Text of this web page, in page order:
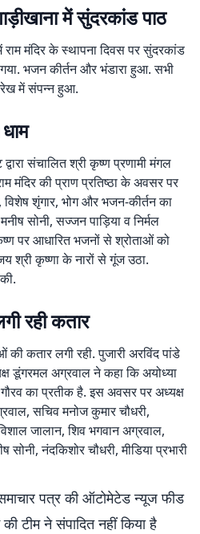
में सुंदरकांड पाठ
राम मंदिर के स्थापना दिवस पर सुंदरकांड
भजन कीर्तन और भंडारा हुआ. सभी
में संपन्न हुआ.
संचालित श्री कृष्ण प्रणामी मंगल
मंदिर की प्राण प्रतिष्ठा के अवसर पर
विशेष शृंगार, भोग और भजन-कीर्तन का
सोनी, सज्जन पाड़िया व निर्मल
पर आधारित भजनों से श्रोताओं को
श्री कृष्णा के नारों से गूंज उठा.
रही कतार
की कतार लगी रही. पुजारी अरविंद पांडे
डूंगरमल अग्रवाल ने कहा कि अयोध्या
गौरव का प्रतीक है. इस अवसर पर अध्यक्ष
सचिव मनोज कुमार चौधरी,
जालान, शिव भगवान अग्रवाल,
सोनी, नंदकिशोर चौधरी, मीडिया प्रभारी
पत्र की ऑटोमेटेड न्यूज फीड
टीम ने संपादित नहीं किया है